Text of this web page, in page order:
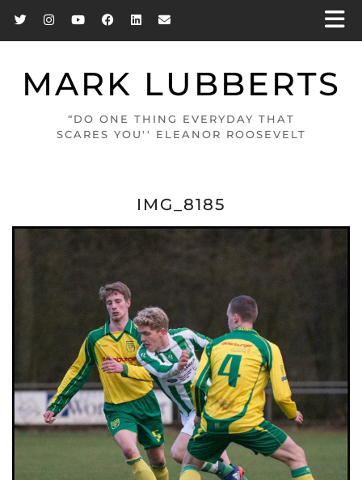
MARK LUBBERTS
“DO ONE THING EVERYDAY THAT
SCARES YOU'' ELEANOR ROOSEVELT
IMG_8185